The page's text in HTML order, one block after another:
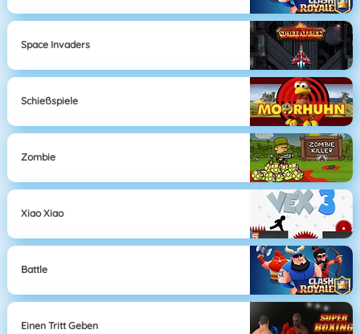
Space Invaders
Schießspiele
Zombie
Xiao Xiao
Battle
Einen Tritt Geben